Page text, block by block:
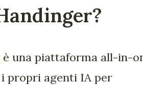
è una piattaforma all-in-
propri agenti IA per